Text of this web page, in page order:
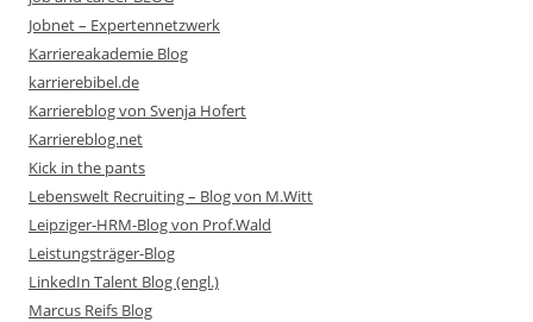
Jobnet – Expertennetzwerk
Karriereakademie Blog
karrierebibel.de
Karriereblog von Svenja Hofert
Karriereblog.net
Kick in the pants
Lebenswelt Recruiting – Blog von M.Witt
Leipziger-HRM-Blog von Prof.Wald
Leistungsträger-Blog
LinkedIn Talent Blog (engl.)
Marcus Reifs Blog